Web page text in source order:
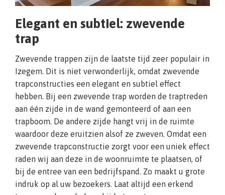
Elegant en subtiel: zwevende
trap
Zwevende trappen zijn de laatste tijd zeer populair in
Izegem. Dit is niet verwonderlijk, omdat zwevende
trapconstructies een elegant en subtiel effect
hebben. Bij een zwevende trap worden de traptreden
aan één zijde in de wand gemonteerd of aan een
trapboom. De andere zijde hangt vrij in de ruimte
waardoor deze eruitzien alsof ze zweven. Omdat een
zwevende trapconstructie zorgt voor een uniek effect
raden wij aan deze in de woonruimte te plaatsen, of
bij de entree van een bedrijfspand. Zo maakt u grote
indruk op al uw bezoekers. Laat altijd een erkend